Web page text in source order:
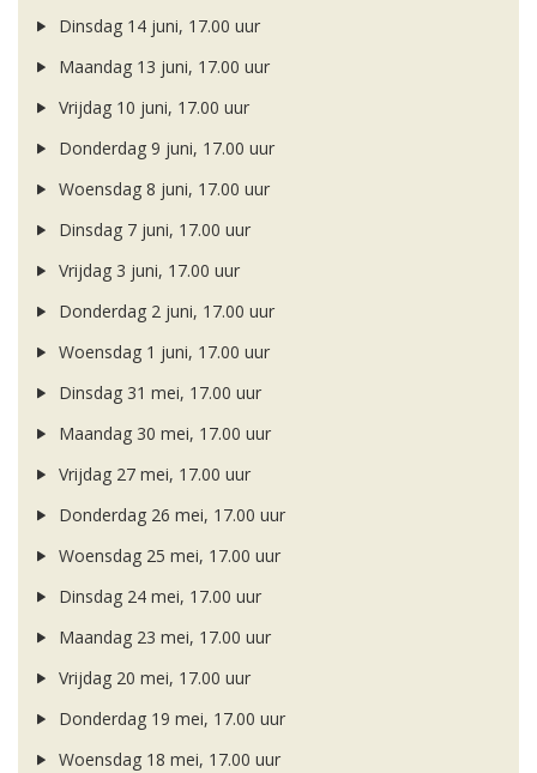
Dinsdag 14 juni, 17.00 uur
Maandag 13 juni, 17.00 uur
Vrijdag 10 juni, 17.00 uur
Donderdag 9 juni, 17.00 uur
Woensdag 8 juni, 17.00 uur
Dinsdag 7 juni, 17.00 uur
Vrijdag 3 juni, 17.00 uur
Donderdag 2 juni, 17.00 uur
Woensdag 1 juni, 17.00 uur
Dinsdag 31 mei, 17.00 uur
Maandag 30 mei, 17.00 uur
Vrijdag 27 mei, 17.00 uur
Donderdag 26 mei, 17.00 uur
Woensdag 25 mei, 17.00 uur
Dinsdag 24 mei, 17.00 uur
Maandag 23 mei, 17.00 uur
Vrijdag 20 mei, 17.00 uur
Donderdag 19 mei, 17.00 uur
Woensdag 18 mei, 17.00 uur